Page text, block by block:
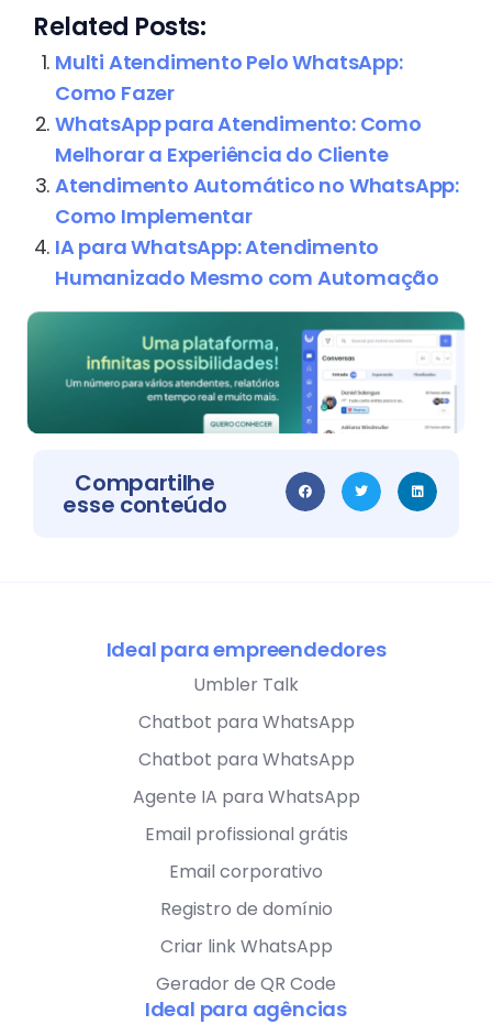
Related Posts:
Multi Atendimento Pelo WhatsApp:
Como Fazer
WhatsApp para Atendimento: Como
Melhorar a Experiência do Cliente
Atendimento Automático no WhatsApp:
Como Implementar
IA para WhatsApp: Atendimento
Humanizado Mesmo com Automação
Compartilhe
esse conteúdo
Ideal para empreendedores
Umbler Talk
Chatbot para WhatsApp
Chatbot para WhatsApp
Agente IA para WhatsApp
Email profissional grátis
Email corporativo
Registro de domínio
Criar link WhatsApp
Gerador de QR Code
Ideal para agências